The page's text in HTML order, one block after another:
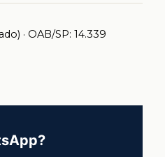
· OAB/SP: 14.339